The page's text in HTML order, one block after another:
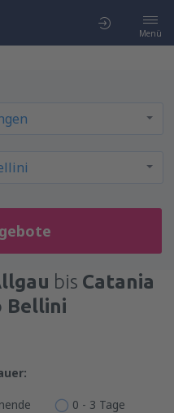
Menü
bis Catania
Bellini
0 - 3 Tage